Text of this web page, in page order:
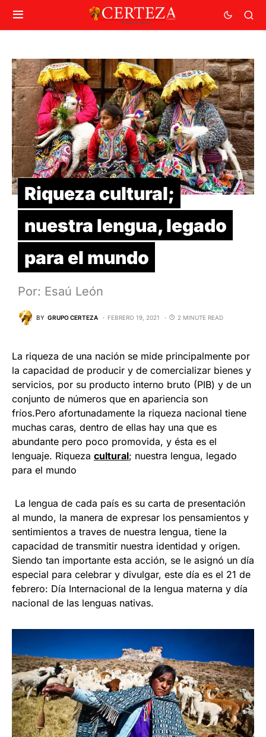
Riqueza cultural;
nuestra lengua, legado
para el mundo
Por: Esaú León
BY GRUPO CERTEZA FEBRERO 19, 2021 2 MINUTE READ
La riqueza de una nación se mide principalmente por
la capacidad de producir y de comercializar bienes y
servicios, por su producto interno bruto (PIB) y de un
conjunto de números que en apariencia son
fríos.Pero afortunadamente la riqueza nacional tiene
muchas caras, dentro de ellas hay una que es
abundante pero poco promovida, y ésta es el
lenguaje. Riqueza cultural; nuestra lengua, legado
para el mundo
La lengua de cada país es su carta de presentación
al mundo, la manera de expresar los pensamientos y
sentimientos a traves de nuestra lengua, tiene la
capacidad de transmitir nuestra identidad y origen.
Siendo tan importante esta acción, se le asignó un día
especial para celebrar y divulgar, este día es el 21 de
febrero: Día Internacional de la lengua materna y día
nacional de las lenguas nativas.